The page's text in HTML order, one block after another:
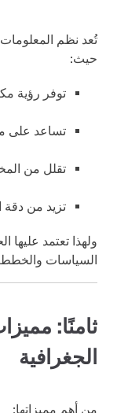
تُعد نظم المعلومات
حيث:
توفر رؤية
تساعد على
تقلل من
تزيد من دقة
ولهذا تعتمد
السياسات والخطط
ثامنًا:
الجغرافية
من أهم مميزاتها: